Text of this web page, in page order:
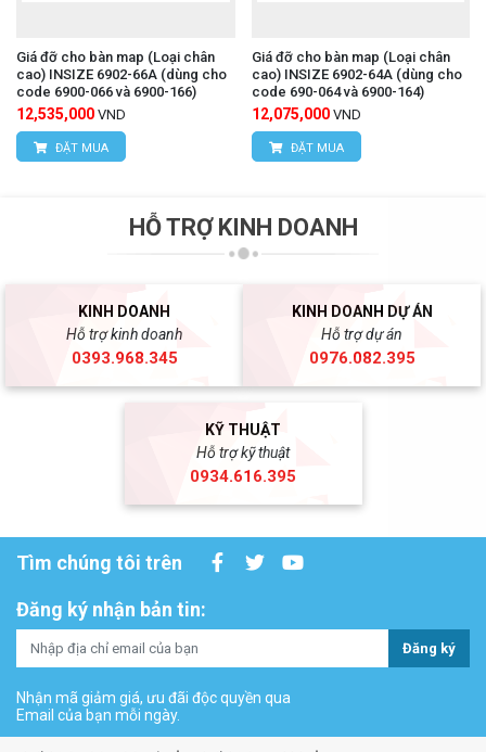
Giá đỡ cho bàn map (Loại chân
cao) INSIZE 6902-66A (dùng cho
code 6900-066 và 6900-166)
12,535,000 VND
ĐẶT MUA
Giá đỡ cho bàn map (Loại chân
cao) INSIZE 6902-64A (dùng cho
code 690-064 và 6900-164)
12,075,000 VND
ĐẶT MUA
HỖ TRỢ KINH DOANH
KINH DOANH
Hỗ trợ kinh doanh
0393.968.345
KINH DOANH DỰ ÁN
Hỗ trợ dự án
0976.082.395
KỸ THUẬT
Hỗ trợ kỹ thuật
0934.616.395
Tìm chúng tôi trên
Đăng ký nhận bản tin:
Đăng ký
Nhận mã giảm giá, ưu đãi độc quyền qua
Email của bạn mỗi ngày.